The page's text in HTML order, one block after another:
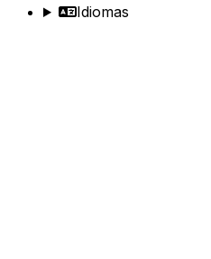
Idiomas